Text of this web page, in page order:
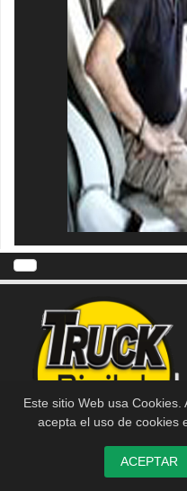
Este sitio Web usa Cookies.
acepta el uso de cookies
ACEPTAR